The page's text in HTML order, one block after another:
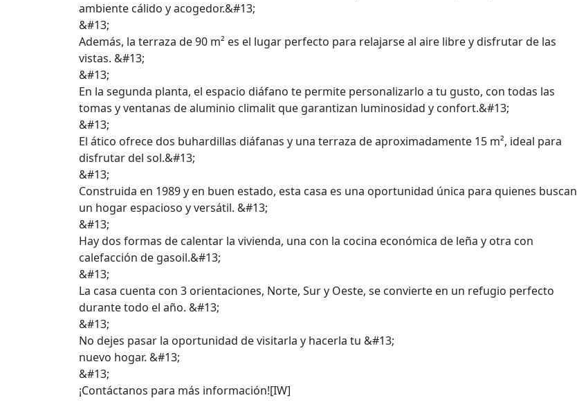
ambiente cálido y acogedor.&#13;
&#13;
Además, la terraza de 90 m² es el lugar perfecto para relajarse al aire libre y disfrutar de las
vistas. &#13;
&#13;
En la segunda planta, el espacio diáfano te permite personalizarlo a tu gusto, con todas las
tomas y ventanas de aluminio climalit que garantizan luminosidad y confort.&#13;
&#13;
El ático ofrece dos buhardillas diáfanas y una terraza de aproximadamente 15 m², ideal para
disfrutar del sol.&#13;
&#13;
Construida en 1989 y en buen estado, esta casa es una oportunidad única para quienes buscan
un hogar espacioso y versátil. &#13;
&#13;
Hay dos formas de calentar la vivienda, una con la cocina económica de leña y otra con
calefacción de gasoil.&#13;
&#13;
La casa cuenta con 3 orientaciones, Norte, Sur y Oeste, se convierte en un refugio perfecto
durante todo el año. &#13;
&#13;
No dejes pasar la oportunidad de visitarla y hacerla tu &#13;
nuevo hogar. &#13;
&#13;
¡Contáctanos para más información![IW]